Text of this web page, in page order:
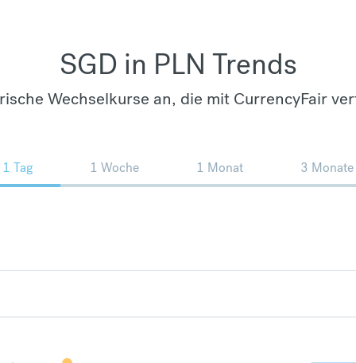
SGD in PLN Trends
Wechselkurse an, die mit CurrencyFair
1 Tag 1 Woche 1 Monat 3 Monate